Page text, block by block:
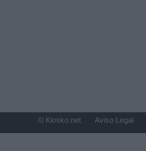
© Kiosko.net Aviso Legal